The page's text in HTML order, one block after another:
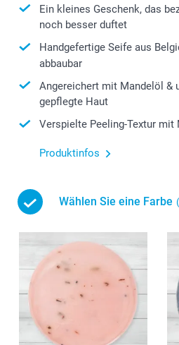
Ein kleines Geschenk, das
noch besser duftet
Handgefertige Seife aus
abbaubar
Angereichert mit Mandelöl &
gepflegte Haut
Verspielte Peeling-Textur mit
Produktinfos
Wählen Sie eine Farbe